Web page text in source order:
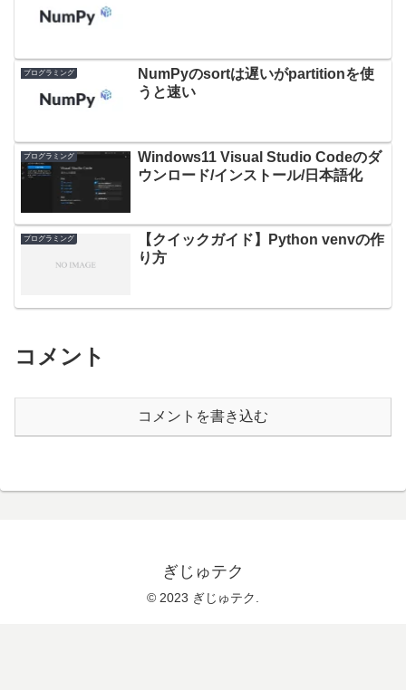
プログラミング
NumPyのsortは遅いがpartitionを使
うと速い
プログラミング
Windows11 Visual Studio Codeのダ
ウンロード/インストール/日本語化
プログラミング
【クイックガイド】Python venvの作
り方
コメント
コメントを書き込む
ぎじゅテク
© 2023 ぎじゅテク.